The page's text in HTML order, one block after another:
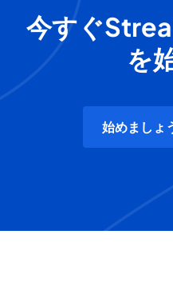
今すぐ
を
始めましょ